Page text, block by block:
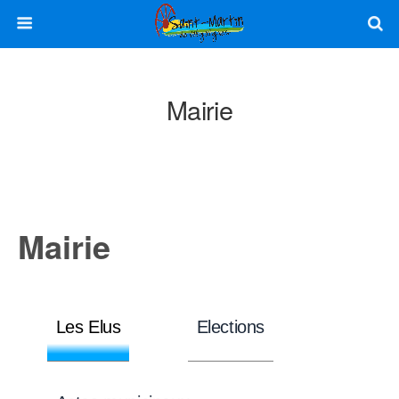
Mairie
Mairie
Les Elus Elections